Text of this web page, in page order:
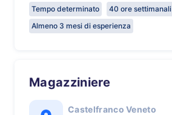
Tempo determinato
40 ore settimanali
Almeno 3 mesi di esperienza
Magazziniere
Castelfranco Veneto